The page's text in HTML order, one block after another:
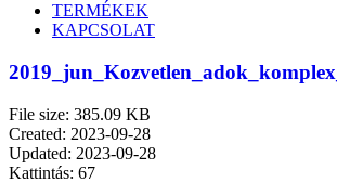
TERMÉKEK
KAPCSOLAT
File size: 385.09 KB
Created: 2023-09-28
Updated: 2023-09-28
Kattintás: 67